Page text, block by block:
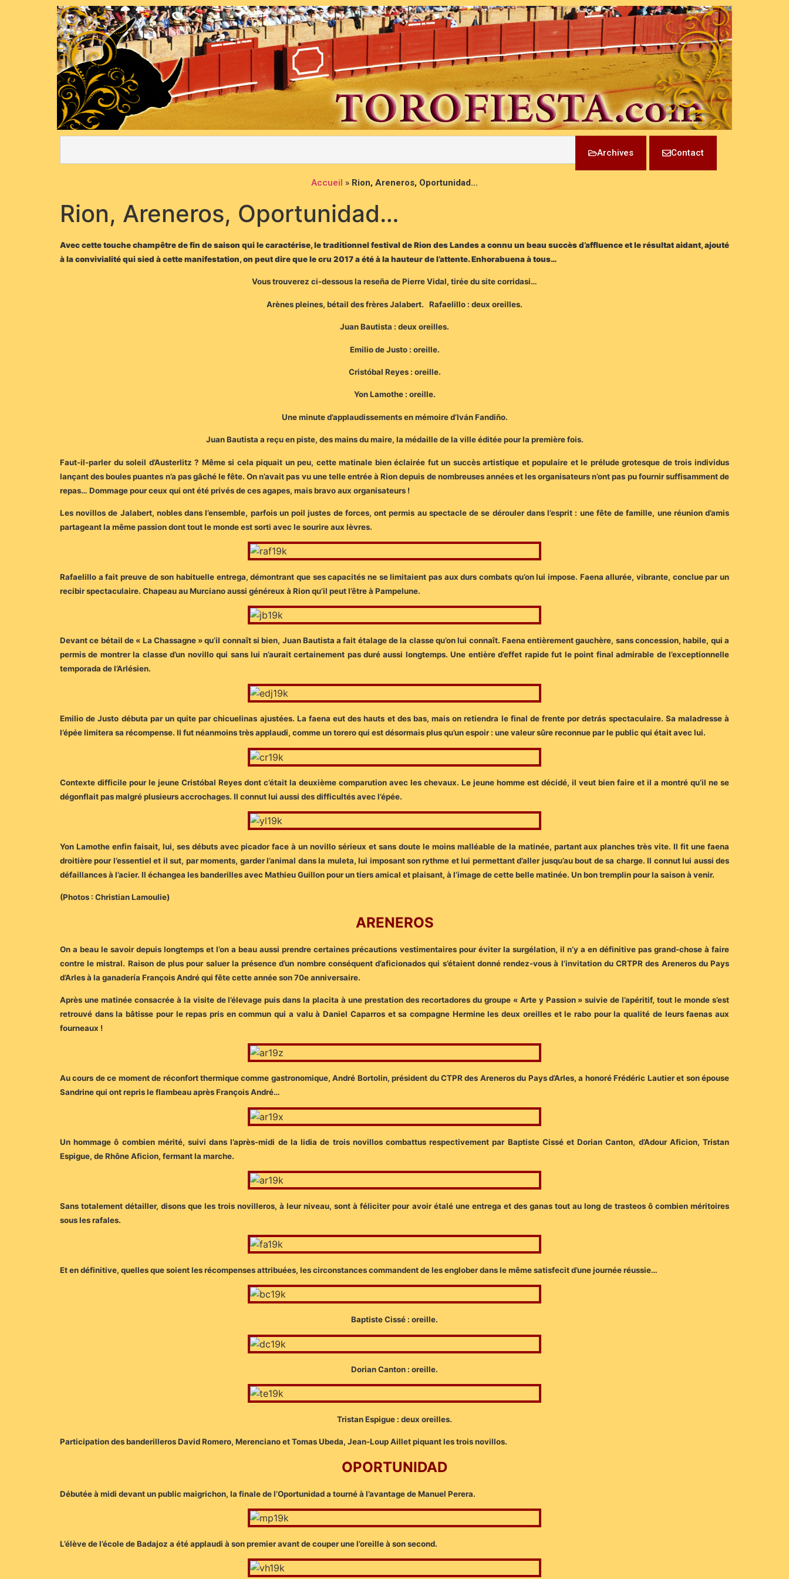
Archives Contact
Accueil » Rion, Areneros, Oportunidad…
Rion, Areneros, Oportunidad…
Avec cette touche champêtre de fin de saison qui le caractérise, le traditionnel festival de Rion des Landes a connu un beau succès d’affluence et le résultat aidant, ajouté
à la convivialité qui sied à cette manifestation, on peut dire que le cru 2017 a été à la hauteur de l’attente. Enhorabuena à tous…
Vous trouverez ci-dessous la reseña de Pierre Vidal, tirée du site corridasi…
Arènes pleines, bétail des frères Jalabert. Rafaelillo : deux oreilles.
Juan Bautista : deux oreilles.
Emilio de Justo : oreille.
Cristóbal Reyes : oreille.
Yon Lamothe : oreille.
Une minute d’applaudissements en mémoire d’Iván Fandiño.
Juan Bautista a reçu en piste, des mains du maire, la médaille de la ville éditée pour la première fois.
Faut-il-parler du soleil d’Austerlitz ? Même si cela piquait un peu, cette matinale bien éclairée fut un succès artistique et populaire et le prélude grotesque de trois individus
lançant des boules puantes n’a pas gâché le fête. On n’avait pas vu une telle entrée à Rion depuis de nombreuses années et les organisateurs n’ont pas pu fournir suffisamment de
repas… Dommage pour ceux qui ont été privés de ces agapes, mais bravo aux organisateurs !
Les novillos de Jalabert, nobles dans l’ensemble, parfois un poil justes de forces, ont permis au spectacle de se dérouler dans l’esprit : une fête de famille, une réunion d’amis
partageant la même passion dont tout le monde est sorti avec le sourire aux lèvres.
Rafaelillo a fait preuve de son habituelle entrega, démontrant que ses capacités ne se limitaient pas aux durs combats qu’on lui impose. Faena allurée, vibrante, conclue par un
recibir spectaculaire. Chapeau au Murciano aussi généreux à Rion qu’il peut l’être à Pampelune.
Devant ce bétail de « La Chassagne » qu’il connaît si bien, Juan Bautista a fait étalage de la classe qu’on lui connaît. Faena entièrement gauchère, sans concession, habile, qui a
permis de montrer la classe d’un novillo qui sans lui n’aurait certainement pas duré aussi longtemps. Une entière d’effet rapide fut le point final admirable de l’exceptionnelle
temporada de l’Arlésien.
Emilio de Justo débuta par un quite par chicuelinas ajustées. La faena eut des hauts et des bas, mais on retiendra le final de frente por detrás spectaculaire. Sa maladresse à
l’épée limitera sa récompense. Il fut néanmoins très applaudi, comme un torero qui est désormais plus qu’un espoir : une valeur sûre reconnue par le public qui était avec lui.
Contexte difficile pour le jeune Cristóbal Reyes dont c’était la deuxième comparution avec les chevaux. Le jeune homme est décidé, il veut bien faire et il a montré qu’il ne se
dégonflait pas malgré plusieurs accrochages. Il connut lui aussi des difficultés avec l’épée.
Yon Lamothe enfin faisait, lui, ses débuts avec picador face à un novillo sérieux et sans doute le moins malléable de la matinée, partant aux planches très vite. Il fit une faena
droitière pour l’essentiel et il sut, par moments, garder l’animal dans la muleta, lui imposant son rythme et lui permettant d’aller jusqu’au bout de sa charge. Il connut lui aussi des
défaillances à l’acier. Il échangea les banderilles avec Mathieu Guillon pour un tiers amical et plaisant, à l’image de cette belle matinée. Un bon tremplin pour la saison à venir.
(Photos : Christian Lamoulie)
ARENEROS
On a beau le savoir depuis longtemps et l’on a beau aussi prendre certaines précautions vestimentaires pour éviter la surgélation, il n’y a en définitive pas grand-chose à faire
contre le mistral. Raison de plus pour saluer la présence d’un nombre conséquent d’aficionados qui s’étaient donné rendez-vous à l’invitation du CRTPR des Areneros du Pays
d’Arles à la ganadería François André qui fête cette année son 70e anniversaire.
Après une matinée consacrée à la visite de l’élevage puis dans la placita à une prestation des recortadores du groupe « Arte y Passion » suivie de l’apéritif, tout le monde s’est
retrouvé dans la bâtisse pour le repas pris en commun qui a valu à Daniel Caparros et sa compagne Hermine les deux oreilles et le rabo pour la qualité de leurs faenas aux
fourneaux !
Au cours de ce moment de réconfort thermique comme gastronomique, André Bortolin, président du CTPR des Areneros du Pays d’Arles, a honoré Frédéric Lautier et son épouse
Sandrine qui ont repris le flambeau après François André…
Un hommage ô combien mérité, suivi dans l’après-midi de la lidia de trois novillos combattus respectivement par Baptiste Cissé et Dorian Canton, d’Adour Aficion, Tristan
Espigue, de Rhône Aficion, fermant la marche.
Sans totalement détailler, disons que les trois novilleros, à leur niveau, sont à féliciter pour avoir étalé une entrega et des ganas tout au long de trasteos ô combien méritoires
sous les rafales.
Et en définitive, quelles que soient les récompenses attribuées, les circonstances commandent de les englober dans le même satisfecit d’une journée réussie…
Baptiste Cissé : oreille.
Dorian Canton : oreille.
Tristan Espigue : deux oreilles.
Participation des banderilleros David Romero, Merenciano et Tomas Ubeda, Jean-Loup Aillet piquant les trois novillos.
OPORTUNIDAD
Débutée à midi devant un public maigrichon, la finale de l’Oportunidad a tourné à l’avantage de Manuel Perera.
L’élève de l’école de Badajoz a été applaudi à son premier avant de couper une l’oreille à son second.